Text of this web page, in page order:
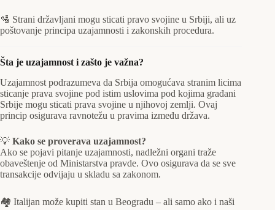
🛂 Strani državljani mogu sticati pravo svojine u Srbiji, ali uz
poštovanje principa uzajamnosti i zakonskih procedura.
Šta je uzajamnost i zašto je važna?
Uzajamnost podrazumeva da Srbija omogućava stranim licima
sticanje prava svojine pod istim uslovima pod kojima građani
Srbije mogu sticati prava svojine u njihovoj zemlji. Ovaj
princip osigurava ravnotežu u pravima između država.
💡 Kako se proverava uzajamnost?
Ako se pojavi pitanje uzajamnosti, nadležni organi traže
obaveštenje od Ministarstva pravde. Ovo osigurava da se sve
transakcije odvijaju u skladu sa zakonom.
🏘️ Italijan može kupiti stan u Beogradu – ali samo ako i naši